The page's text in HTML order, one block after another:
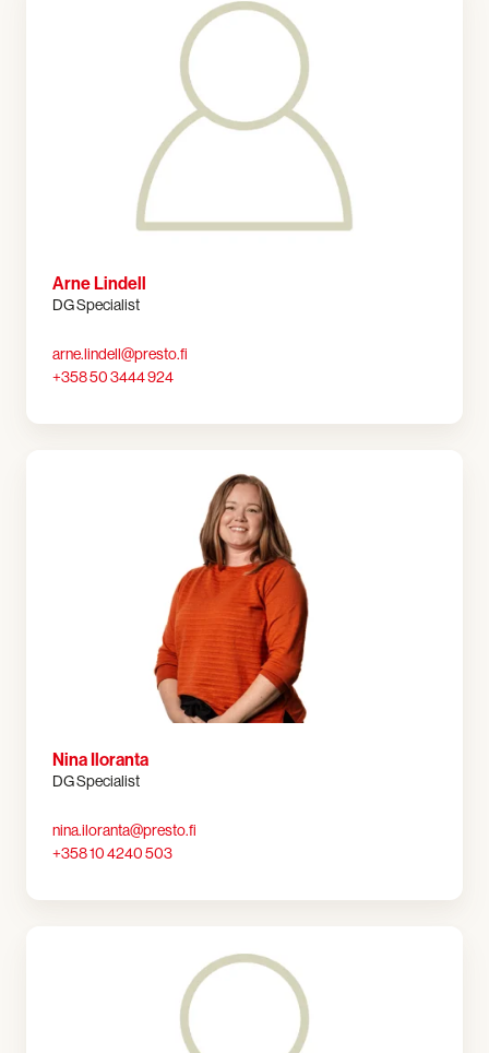
Arne Lindell
DG Specialist
arne.lindell@presto.fi
+358 50 3444 924
Nina Iloranta
DG Specialist
nina.iloranta@presto.fi
+358 10 4240 503